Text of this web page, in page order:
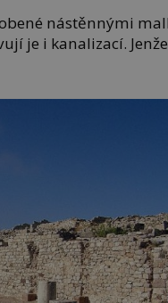
nástěnnými
je i kanalizací.